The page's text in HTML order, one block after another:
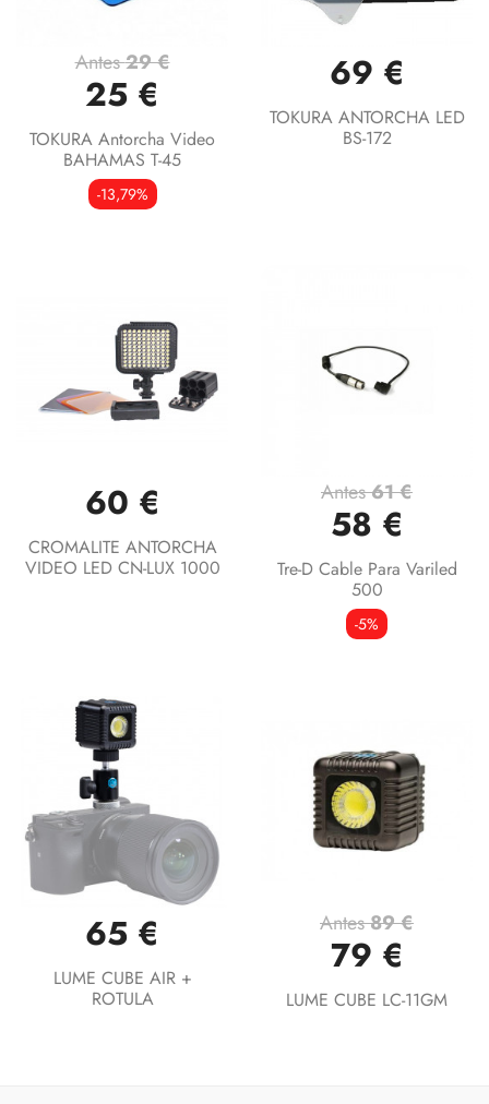
Antes29 €
25 €
TOKURA Antorcha Video
BAHAMAS T-45
-13,79%
69 €
TOKURA ANTORCHA LED
BS-172
60 €
CROMALITE ANTORCHA
VIDEO LED CN-LUX 1000
Antes61 €
58 €
Tre-D Cable Para Variled
500
-5%
65 €
LUME CUBE AIR +
ROTULA
Antes89 €
79 €
LUME CUBE LC-11GM